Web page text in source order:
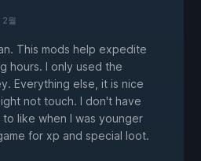
2월
This mods help expedite
hours. I only used the
Everything else, it is nice
not touch. I don't have
like when I was younger
for xp and special loot.